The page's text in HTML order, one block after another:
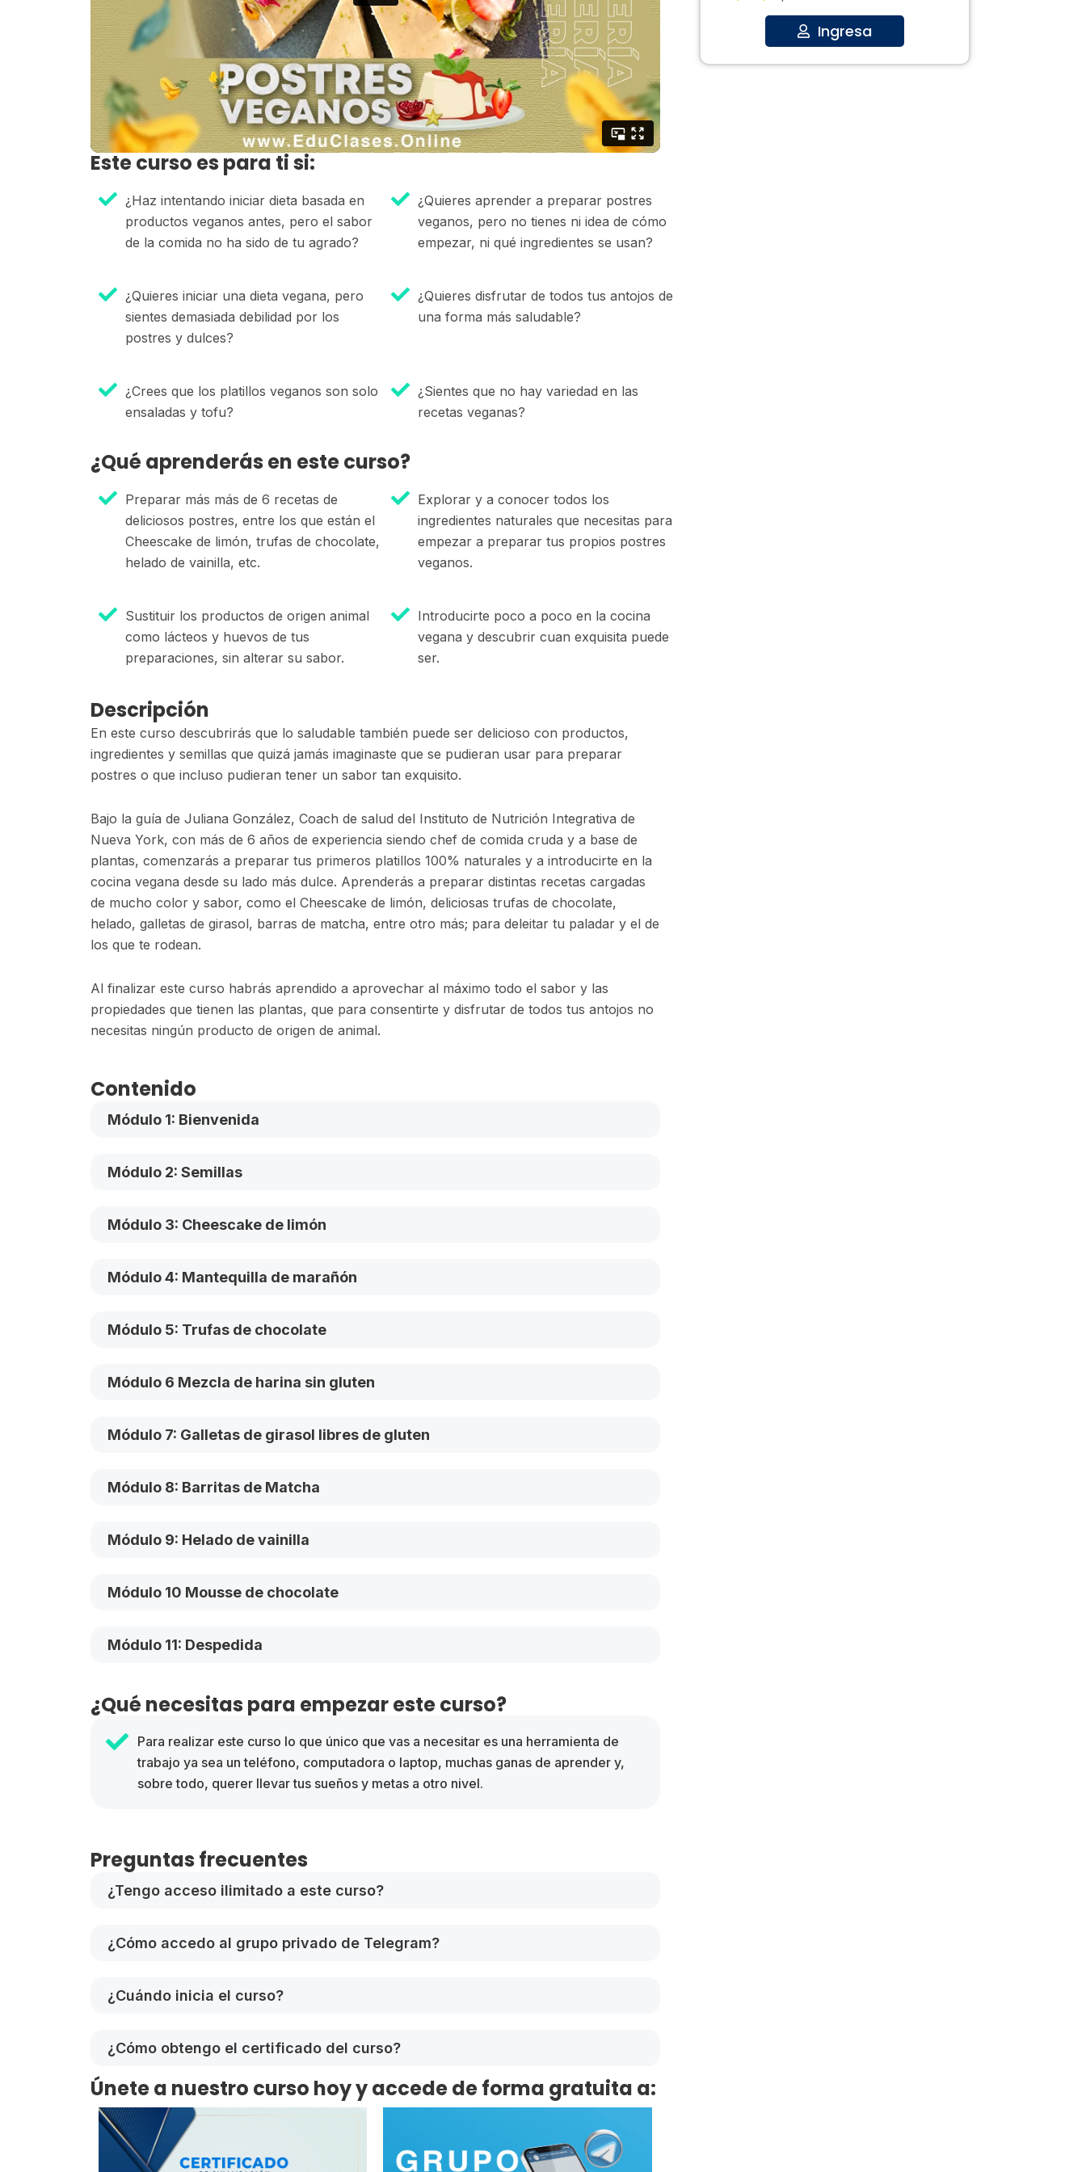
Este curso es para ti si:
¿Haz intentando iniciar dieta basada en
productos veganos antes, pero el sabor
de la comida no ha sido de tu agrado?
¿Quieres aprender a preparar postres
veganos, pero no tienes ni idea de cómo
empezar, ni qué ingredientes se usan?
¿Quieres iniciar una dieta vegana, pero
sientes demasiada debilidad por los
postres y dulces?
¿Quieres disfrutar de todos tus antojos de
una forma más saludable?
¿Crees que los platillos veganos son solo
ensaladas y tofu?
¿Sientes que no hay variedad en las
recetas veganas?
¿Qué aprenderás en este curso?
Preparar más más de 6 recetas de
deliciosos postres, entre los que están el
Cheescake de limón, trufas de chocolate,
helado de vainilla, etc.
Explorar y a conocer todos los
ingredientes naturales que necesitas para
empezar a preparar tus propios postres
veganos.
Sustituir los productos de origen animal
como lácteos y huevos de tus
preparaciones, sin alterar su sabor.
Introducirte poco a poco en la cocina
vegana y descubrir cuan exquisita puede
ser.
Descripción
En este curso descubrirás que lo saludable también puede ser delicioso con productos,
ingredientes y semillas que quizá jamás imaginaste que se pudieran usar para preparar
postres o que incluso pudieran tener un sabor tan exquisito.
Bajo la guía de Juliana González, Coach de salud del Instituto de Nutrición Integrativa de
Nueva York, con más de 6 años de experiencia siendo chef de comida cruda y a base de
plantas, comenzarás a preparar tus primeros platillos 100% naturales y a introducirte en la
cocina vegana desde su lado más dulce. Aprenderás a preparar distintas recetas cargadas
de mucho color y sabor, como el Cheescake de limón, deliciosas trufas de chocolate,
helado, galletas de girasol, barras de matcha, entre otro más; para deleitar tu paladar y el de
los que te rodean.
Al finalizar este curso habrás aprendido a aprovechar al máximo todo el sabor y las
propiedades que tienen las plantas, que para consentirte y disfrutar de todos tus antojos no
necesitas ningún producto de origen de animal.
Contenido
Módulo 1: Bienvenida
Módulo 2: Semillas
Módulo 3: Cheescake de limón
Módulo 4: Mantequilla de marañón
Módulo 5: Trufas de chocolate
Módulo 6 Mezcla de harina sin gluten
Módulo 7: Galletas de girasol libres de gluten
Módulo 8: Barritas de Matcha
Módulo 9: Helado de vainilla
Módulo 10 Mousse de chocolate
Módulo 11: Despedida
¿Qué necesitas para empezar este curso?
Para realizar este curso lo que único que vas a necesitar es una herramienta de
trabajo ya sea un teléfono, computadora o laptop, muchas ganas de aprender y,
sobre todo, querer llevar tus sueños y metas a otro nivel.
Preguntas frecuentes
¿Tengo acceso ilimitado a este curso?
¿Cómo accedo al grupo privado de Telegram?
¿Cuándo inicia el curso?
¿Cómo obtengo el certificado del curso?
Únete a nuestro curso hoy y accede de forma gratuita a:
Ingresa